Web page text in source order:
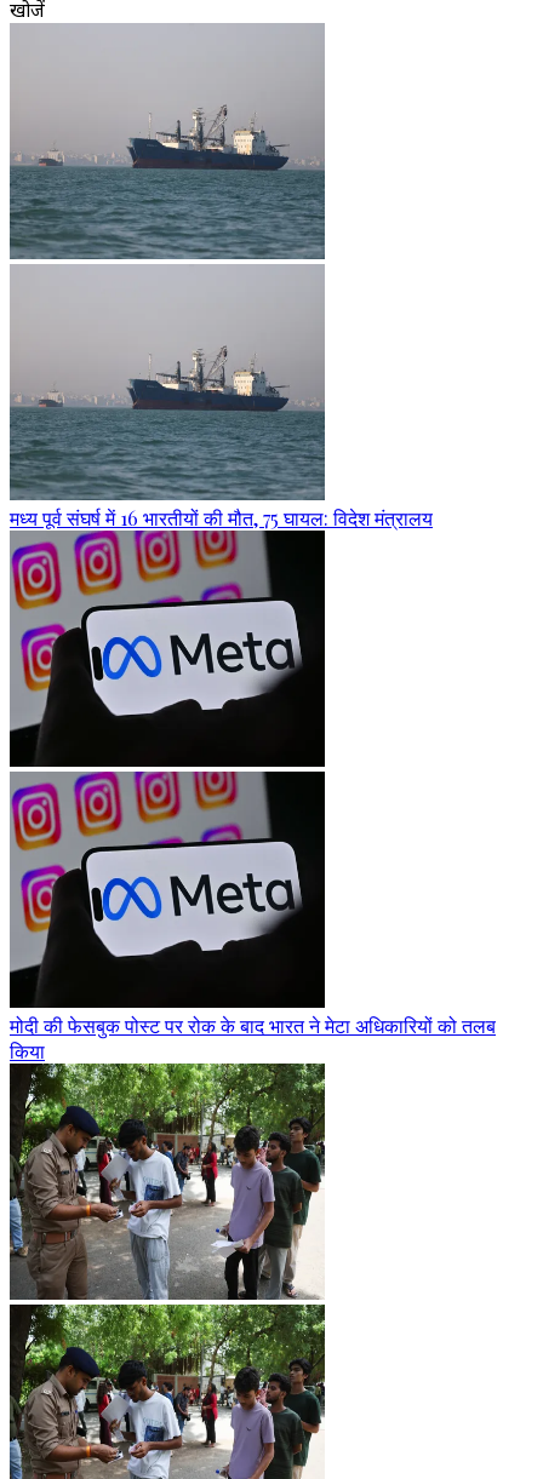
खोजें
मध्य पूर्व संघर्ष में 16 भारतीयों की मौत, 75 घायल: विदेश मंत्रालय
मोदी की फेसबुक पोस्ट पर रोक के बाद भारत ने मेटा अधिकारियों को तलब
किया